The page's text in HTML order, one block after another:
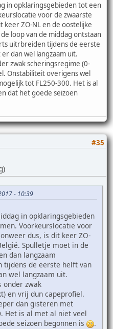
in opklaringsgebieden tot een
voor de zwaarste
keer ZO-NL en de oostelijke
loop van de middag ontstaan
uitrbreiden tijdens de eerste
dan wel langzaam uit.
zwak scheringsregime (0-
Onstabiliteit overigens wel
tot FL250-300. Het is al
dat het goede seizoen
#35
- 10:39
in opklaringsgebieden
Voorkeurslocatie voor
dus, is dit keer ZO-
Spulletje moet in de
dan langzaam
tijdens de eerste helft van
wel langzaam uit.
onder zwak
en vrij dun capeprofiel.
dan gisteren met
Het is al met al niet veel
seizoen begonnen is
.